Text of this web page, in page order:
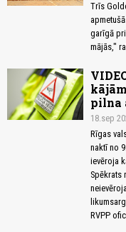
Trīs
garīgā
mājās,"
pilna
18.sep
Rīgas
naktī no
ievēroja
Spēkrats
RVPP